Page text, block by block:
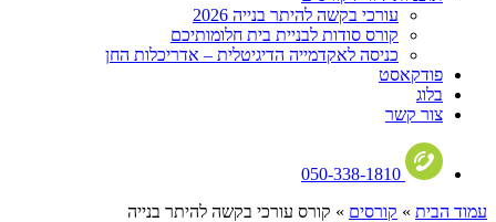
עורכי בקשה להיתר בנייה 2026
קורס סודות לבניית בית חלומותיכם
כניסה לאקדמייה הדיגיטלית – אדריכלות החן
פודקאסט
בלוג
צור קשר
050-338-1810
עמוד הבית » קורסים » קורס עורכי בקשה להיתר בנייה